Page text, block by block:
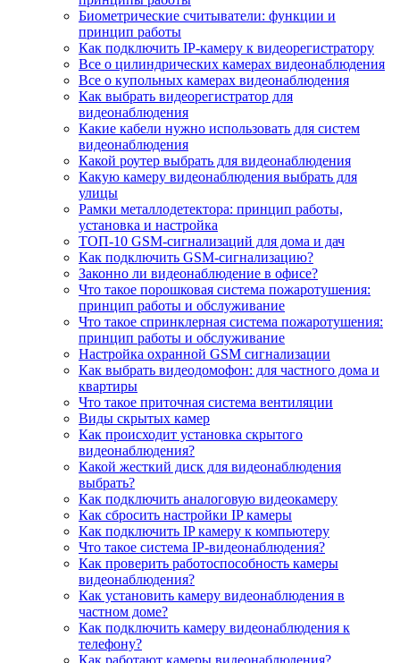
Биометрические считыватели: функции и
принцип работы
Как подключить IP-камеру к видеорегистратору
Все о цилиндрических камерах видеонаблюдения
Все о купольных камерах видеонаблюдения
Как выбрать видеорегистратор для
видеонаблюдения
Какие кабели нужно использовать для систем
видеонаблюдения
Какой роутер выбрать для видеонаблюдения
Какую камеру видеонаблюдения выбрать для
улицы
Рамки металлодетектора: принцип работы,
установка и настройка
ТОП-10 GSM-сигнализаций для дома и дач
Как подключить GSM-сигнализацию?
Законно ли видеонаблюдение в офисе?
Что такое порошковая система пожаротушения:
принцип работы и обслуживание
Что такое спринклерная система пожаротушения:
принцип работы и обслуживание
Настройка охранной GSM сигнализации
Как выбрать видеодомофон: для частного дома и
квартиры
Что такое приточная система вентиляции
Виды скрытых камер
Как происходит установка скрытого
видеонаблюдения?
Какой жесткий диск для видеонаблюдения
выбрать?
Как подключить аналоговую видеокамеру
Как сбросить настройки IP камеры
Как подключить IP камеру к компьютеру
Что такое система IP-видеонаблюдения?
Как проверить работоспособность камеры
видеонаблюдения?
Как установить камеру видеонаблюдения в
частном доме?
Как подключить камеру видеонаблюдения к
телефону?
Как работают камеры видеонаблюдения?